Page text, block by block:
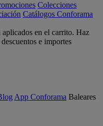
Colecciones
Catálogos Conforama
en el carrito. Haz
e importes
App Conforama Baleares